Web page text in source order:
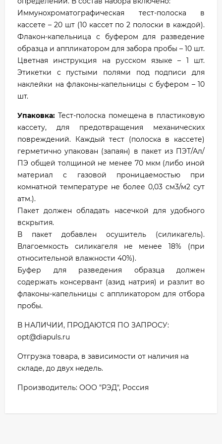
Иммунохроматографическая тест-полоска в
кассете – 20 шт (10 кассет по 2 полоски в каждой).
Флакон-капельница с буфером для разведение
образца и аппликатором для забора пробы – 10 шт.
Цветная инструкция на русском языке – 1 шт.
Этикетки с пустыми полями под подписи для
наклейки на флаконы-капельницы с буфером – 10
шт.
Упаковка: Тест-полоска помещена в пластиковую
кассету, для предотвращения механических
повреждений. Каждый тест (полоска в кассете)
герметично упакован (запаян) в пакет из ПЭТ/Ал/
ПЭ общей толщиной не менее 70 мкм (либо иной
материал с газовой проницаемостью при
комнатной температуре не более 0,03 см3/м2 сут
атм.).
Пакет должен обладать насечкой для удобного
вскрытия.
В пакет добавлен осушитель (силикагель).
Влагоемкость силикагеля не менее 18% (при
относительной влажности 40%).
Буфер для разведения образца должен
содержать консервант (азид натрия) и разлит во
флаконы-капельницы с аппликатором для отбора
пробы.
В НАЛИЧИИ, ПРОДАЮТСЯ ПО ЗАПРОСУ:
opt@diapuls.ru
Отгрузка товара, в зависимости от наличия на
складе, до двух недель.
Производитель: ООО "РЭД", Россия